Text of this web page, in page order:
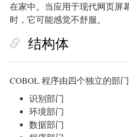
在家中。当应用于现代网页屏
时，它可能感觉不舒服。
结构体
COBOL 程序由四个独立的部门
识别部门
环境部门
数据部门